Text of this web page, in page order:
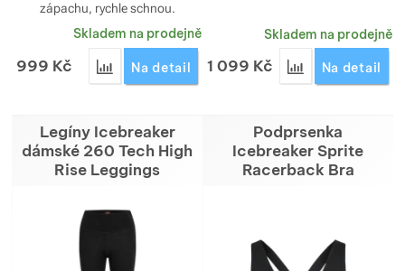
zápachu, rychle schnou.
Skladem na prodejně
999 Kč Přidat 'Kalhotky Icebreaker dámské Siren Bikini'
Na detail
Skladem na prodejně
1 099 Kč Přidat 'Boxerky
Na detail
Legíny Icebreaker
dámské 260 Tech High
Rise Leggings
Podprsenka
Icebreaker Sprite
Racerback Bra